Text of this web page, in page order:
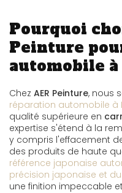
Pourquoi
Peinture
automobile
Chez AER Peinture, nous
réparation automobile à
qualité supérieure en
expertise s'étend à la
y compris l'effacement
des produits de haute
référence japonaise
précision japonaise et
une finition impeccable